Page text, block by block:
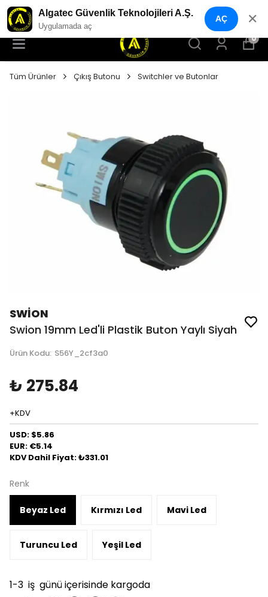
YENI NESIL GÜVENLIK GEÇIŞ SISTEMLERI
0
Tüm Ürünler Çıkış Butonu Switchler ve Butonlar
SWİON
Swion 19mm Led'li Plastik Buton Yaylı Siyah
Ürün Kodu: S56Y_2cf3a0
₺ 275.84
+KDV
USD: $5.86
EUR: €5.14
KDV Dahil Fiyat: ₺331.01
Renk
Beyaz Led Kırmızı Led Mavi Led
Turuncu Led Yeşil Led
1-3 iş günü içerisinde kargoda
Algatec Güvenlik Teknolojileri A.Ş.
Uygulamada aç
AÇ ✕